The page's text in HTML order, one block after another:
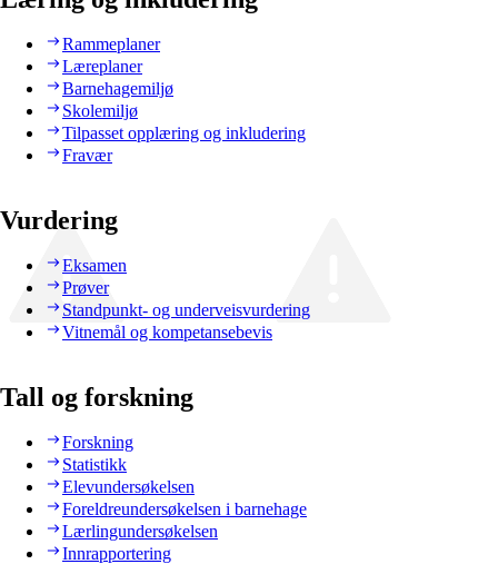
Rammeplaner
Læreplaner
Barnehagemiljø
Skolemiljø
Tilpasset opplæring og inkludering
Fravær
Vurdering
Eksamen
Prøver
Standpunkt- og underveisvurdering
Vitnemål og kompetansebevis
Tall og forskning
Forskning
Statistikk
Elevundersøkelsen
Foreldreundersøkelsen i barnehage
Lærlingundersøkelsen
Innrapportering